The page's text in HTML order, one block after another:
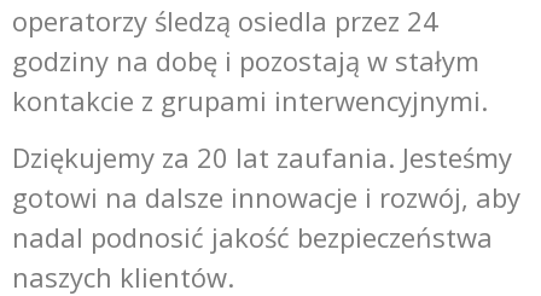
operatorzy śledzą osiedla przez 24
godziny na dobę i pozostają w stałym
kontakcie z grupami interwencyjnymi.
Dziękujemy za 20 lat zaufania. Jesteśmy
gotowi na dalsze innowacje i rozwój, aby
nadal podnosić jakość bezpieczeństwa
naszych klientów.